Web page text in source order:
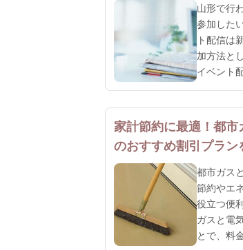
山形で行
参加した
ト配信は
加方法と
イベント
に住んで
る人にと
スです。
ることが
催されて
注...
家計節約に最適！都市
のおすすめ割引プラン
都市ガス
節約やエ
役立つ便
ガスと電
とで、料